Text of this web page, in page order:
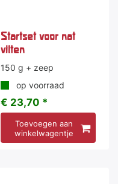
Startset voor nat
vilten
150 g + zeep
op voorraad
€ 23,70 *
Toevoegen aan
winkelwagentje